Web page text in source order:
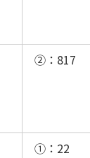
②：817
①：22